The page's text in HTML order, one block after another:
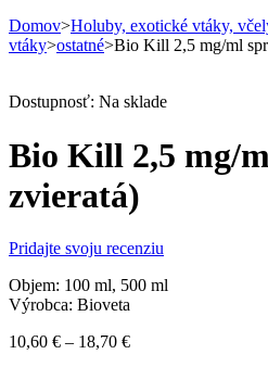
Domov>Holuby, exotické vtáky,
vtáky>ostatné>Bio Kill 2,5 mg/ml
Dostupnosť: Na sklade
Bio Kill 2,5 mg/
zvieratá)
Pridajte svoju recenziu
Objem: 100 ml, 500 ml
Výrobca: Bioveta
10,60 € – 18,70 €Price